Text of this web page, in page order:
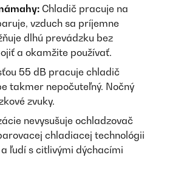
Chladič pracuje na
vzduch sa príjemne
dlhú prevádzku bez
a okamžite používať.
55 dB pracuje chladič
takmer nepočuteľný. Nočný
zvuky.
nevysušuje ochladzovač
chladiacej technológii
ľudí s citlivými dýchacími